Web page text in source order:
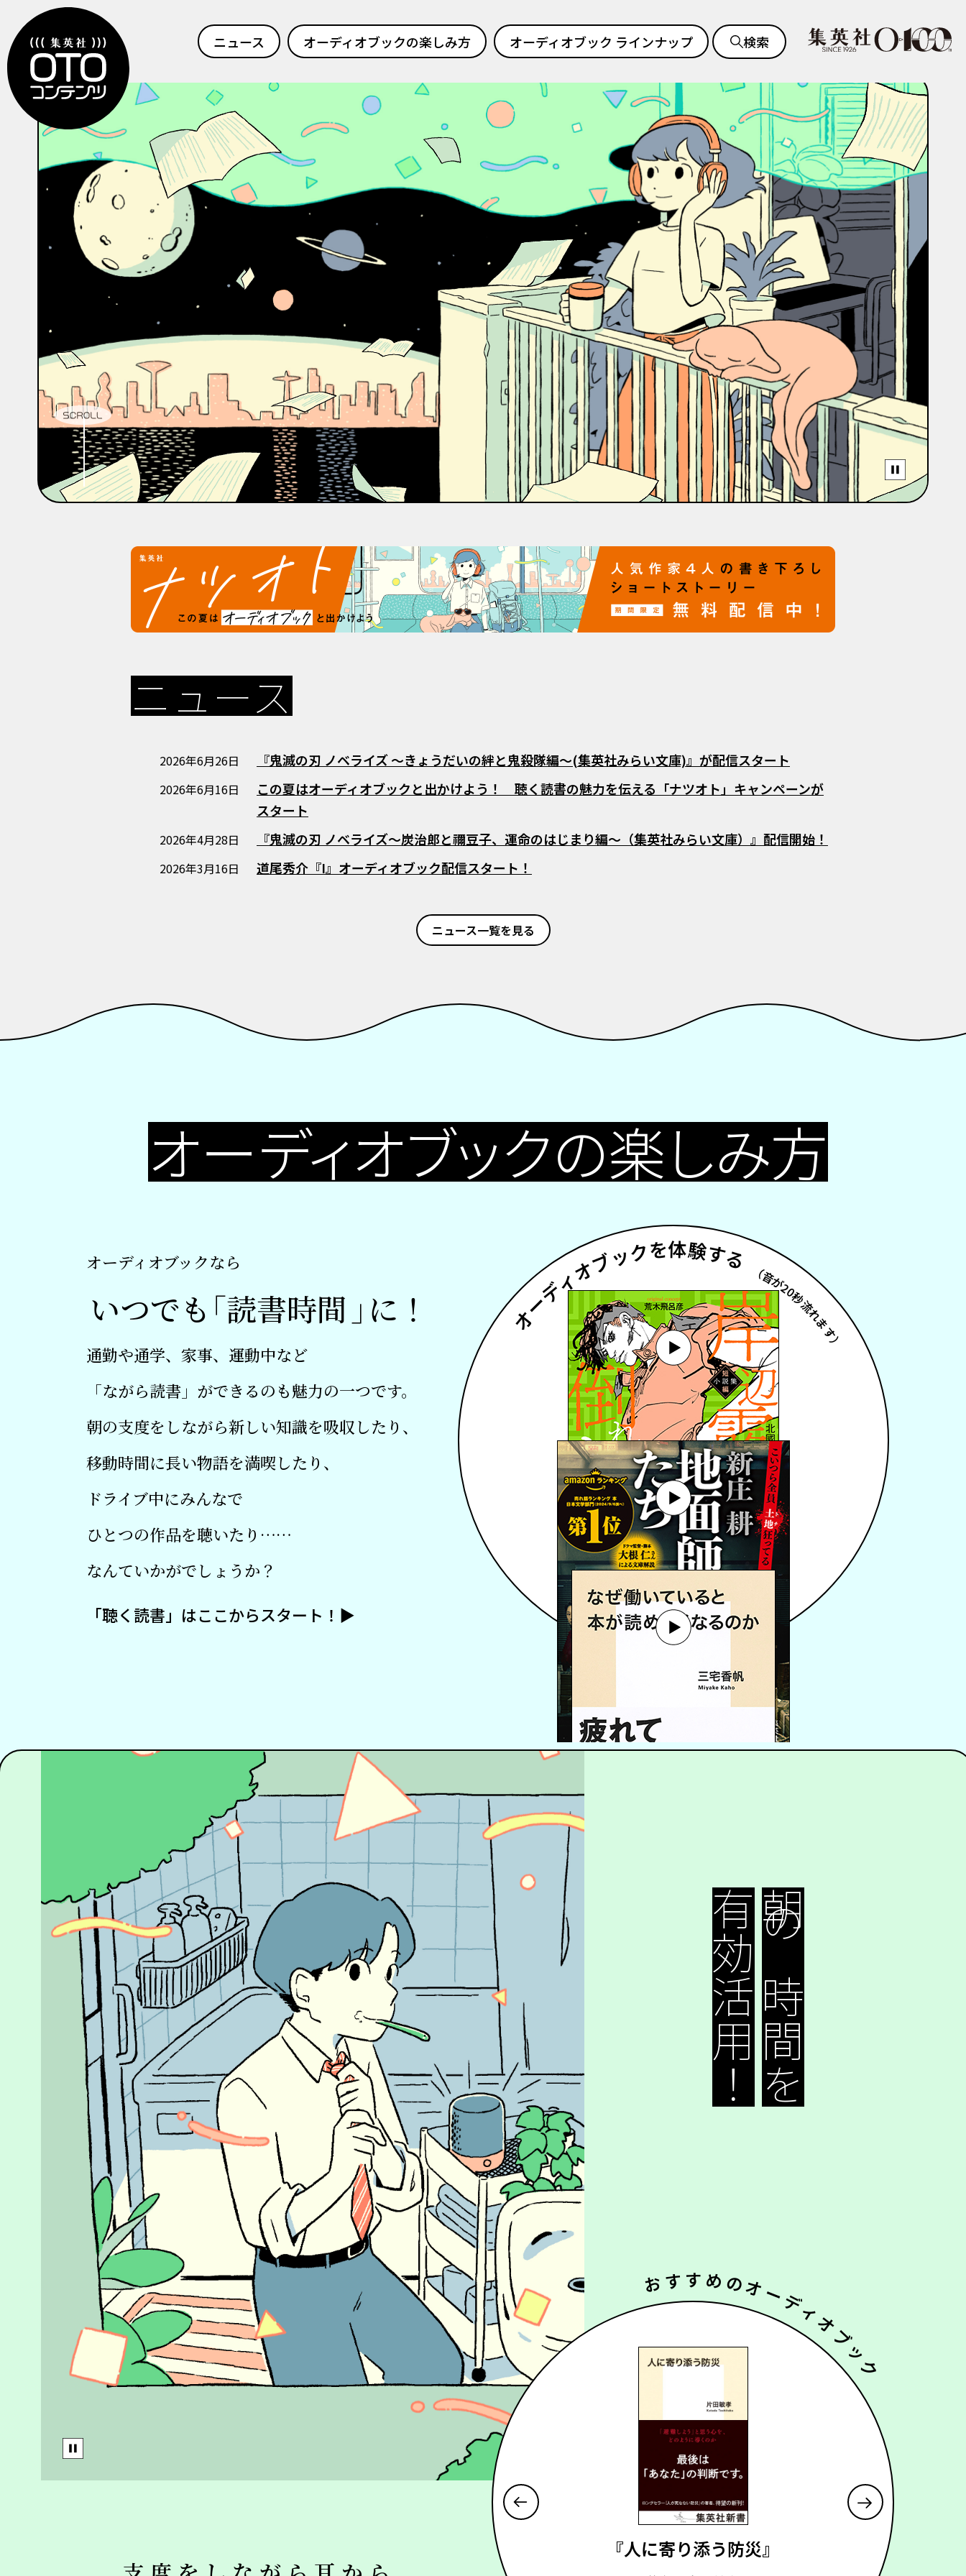
ニュース オーディオブックの楽しみ方 オーディオブック ラインナップ 検索
ニュース
2026年6月26日 『鬼滅の刃 ノベライズ ～きょうだいの絆と鬼殺隊編～(集英社みらい文庫)』が配信スタート
2026年6月16日
この夏はオーディオブックと出かけよう！ 聴く読書の魅力を伝える「ナツオト」キャンペーンが
スタート
2026年4月28日 『鬼滅の刃 ノベライズ～炭治郎と禰豆子、運命のはじまり編～（集英社みらい文庫）』配信開始！
2026年3月16日 道尾秀介『I』オーディオブック配信スタート！
ニュース一覧を見る
オーディオブックの楽しみ方
オーディオブックなら
いつでも「読書時間 」に！
通勤や通学、家事、運動中など
「ながら読書」ができるのも魅力の一つです。
朝の支度をしながら新しい知識を吸収したり、
移動時間に長い物語を満喫したり、
ドライブ中にみんなで
ひとつの作品を聴いたり……
なんていかがでしょうか？
「聴く読書」はここからスタート！ ▶︎
オーディオブックを体験する
（音が20秒流れます）
再生ボタンを押すと文章が表示されます
朝の時間を
有効活用！
おすすめのオーディオブック
ひとによりそうぼうさい
『人に寄り添う防災』